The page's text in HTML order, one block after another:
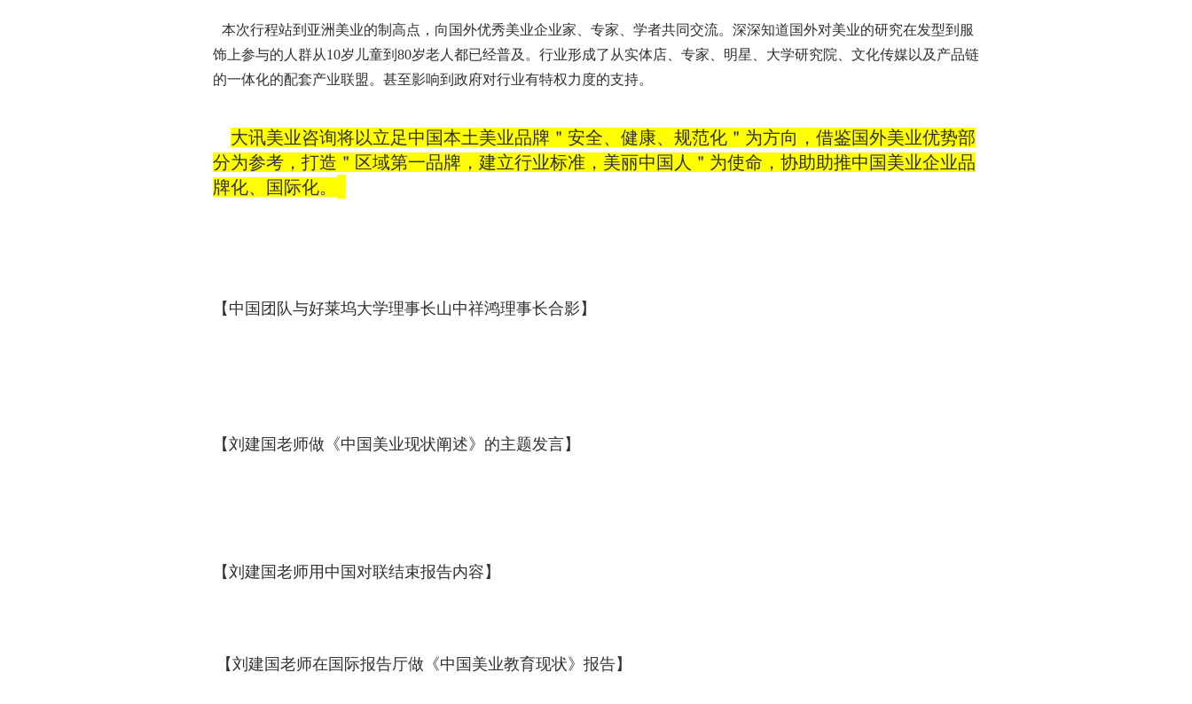
本次行程站到亚洲美业的制高点，向国外优秀美业企业家、专家、学者共同交流。深深知道国外对美业的研究在发型到服
饰上参与的人群从10岁儿童到 80岁老人都已经普及。行业形成了从实体店、专家、明星、大学研究院、文化传媒以及产品链
的一体化的配套产业联盟。甚至影响到政府对行业有特权力度的支持。
大讯美业咨询将以立足中国本土美业品牌＂安全、健康、规范化＂为方向，借鉴国外美业优势部
分为参考，打造＂区域第一品牌，建立行业标准，美丽中国人＂为使命，协助助推中国美业企业品
牌化、国际化。
【中国团队与好莱坞大学理事长山中祥鸿理事长合影】
【刘建国老师做《中国美业现状阐述》的主题发言】
【刘建国老师用中国对联结束报告内容】
【刘建国老师在国际报告厅做《中国美业教育现状》报告】